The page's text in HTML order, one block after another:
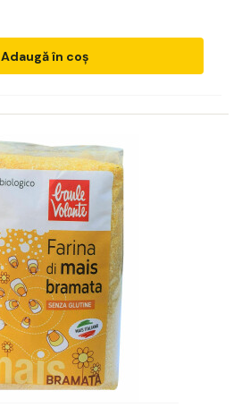
Adaugă în coș